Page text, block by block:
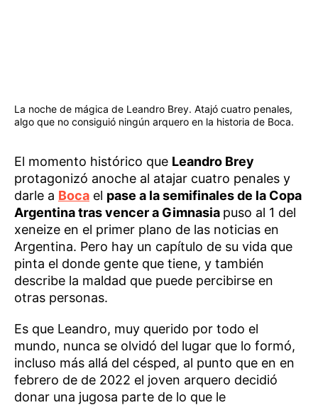
La noche de mágica de Leandro Brey. Atajó cuatro penales,
algo que no consiguió ningún arquero en la historia de Boca.
El momento histórico que Leandro Brey
protagonizó anoche al atajar cuatro penales y
darle a Boca el pase a la semifinales de la Copa
Argentina tras vencer a Gimnasia puso al 1 del
xeneize en el primer plano de las noticias en
Argentina. Pero hay un capítulo de su vida que
pinta el donde gente que tiene, y también
describe la maldad que puede percibirse en
otras personas.
Es que Leandro, muy querido por todo el
mundo, nunca se olvidó del lugar que lo formó,
incluso más allá del césped, al punto que en en
febrero de de 2022 el joven arquero decidió
donar una jugosa parte de lo que le